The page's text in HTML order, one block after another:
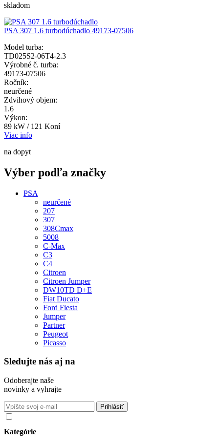
skladom
PSA 307 1.6 turbodúchadlo 49173-07506
Model turba:
TD025S2-06T4-2.3
Výrobné č. turba:
49173-07506
Ročník:
neurčené
Zdvihový objem:
1.6
Výkon:
89 kW / 121 Koní
Viac info
na dopyt
Výber podľa značky
PSA
neurčené
207
307
308Cmax
5008
C-Max
C3
C4
Citroen
Citroen Jumper
DW10TD D+E
Fiat Ducato
Ford Fiesta
Jumper
Partner
Peugeot
Picasso
Sledujte nás aj na
Odoberajte naše
novinky a vyhrajte
Kategórie